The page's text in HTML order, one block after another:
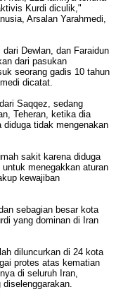
Kurdi diculik,"
Arsalan Yarahmedi,
Dewlan, dan Faraidun
dari pasukan
seorang gadis 10 tahun
dicatat.
Saqqez, sedang
Teheran, ketika dia
tidak mengenakan
sakit karena diduga
menegakkan aturan
kewajiban
sebagian besar kota
yang dominan di Iran
diluncurkan di 24 kota
protes atas kematian
di seluruh Iran,